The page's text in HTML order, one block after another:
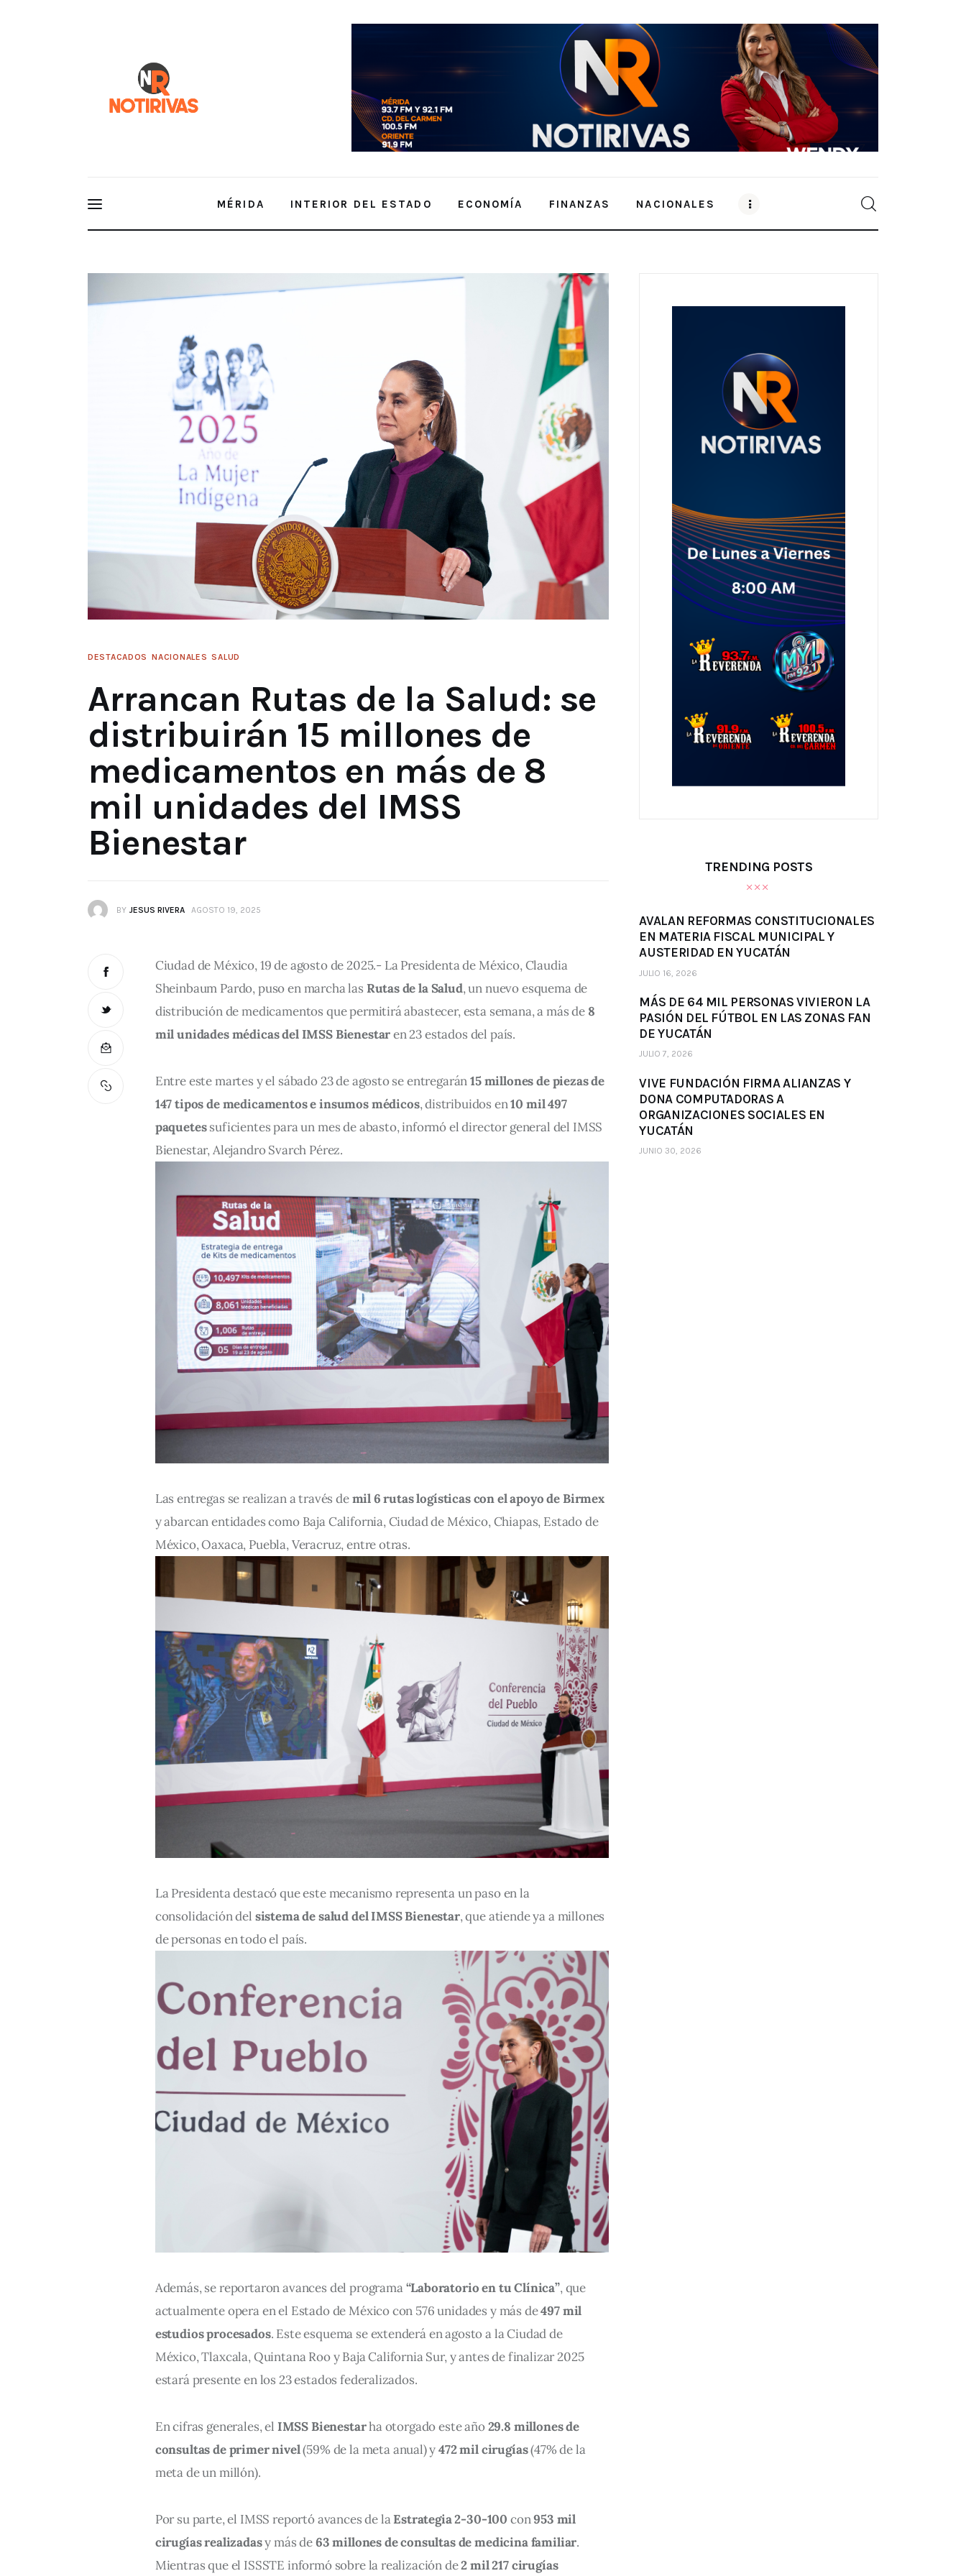
MÉRIDA INTERIOR DEL ESTADO ECONOMÍA FINANZAS NACIONALES
Arrancan Rutas de la Salud: se distribuirán 15 millones de medicamentos en más de 8
mil unidades del IMSS Bienestar
DESTACADOS NACIONALES SALUD
Arrancan Rutas de la Salud: se
distribuirán 15 millones de
medicamentos en más de 8
mil unidades del IMSS
Bienestar
BY JESUS RIVERA AGOSTO 19, 2025
Ciudad de México, 19 de agosto de 2025.- La Presidenta de México, Claudia
Sheinbaum Pardo, puso en marcha las Rutas de la Salud, un nuevo esquema de
distribución de medicamentos que permitirá abastecer, esta semana, a más de 8
mil unidades médicas del IMSS Bienestar en 23 estados del país.
Entre este martes y el sábado 23 de agosto se entregarán 15 millones de piezas de
147 tipos de medicamentos e insumos médicos, distribuidos en 10 mil 497
paquetes suficientes para un mes de abasto, informó el director general del IMSS
Bienestar, Alejandro Svarch Pérez.
Las entregas se realizan a través de mil 6 rutas logísticas con el apoyo de Birmex
y abarcan entidades como Baja California, Ciudad de México, Chiapas, Estado de
México, Oaxaca, Puebla, Veracruz, entre otras.
La Presidenta destacó que este mecanismo representa un paso en la
consolidación del sistema de salud del IMSS Bienestar, que atiende ya a millones
de personas en todo el país.
Además, se reportaron avances del programa “Laboratorio en tu Clínica”, que
actualmente opera en el Estado de México con 576 unidades y más de 497 mil
estudios procesados. Este esquema se extenderá en agosto a la Ciudad de
México, Tlaxcala, Quintana Roo y Baja California Sur, y antes de finalizar 2025
estará presente en los 23 estados federalizados.
En cifras generales, el IMSS Bienestar ha otorgado este año 29.8 millones de
consultas de primer nivel (59% de la meta anual) y 472 mil cirugías (47% de la
meta de un millón).
Por su parte, el IMSS reportó avances de la Estrategia 2-30-100 con 953 mil
cirugías realizadas y más de 63 millones de consultas de medicina familiar.
Mientras que el ISSSTE informó sobre la realización de 2 mil 217 cirugías
TRENDING POSTS
AVALAN REFORMAS CONSTITUCIONALES
EN MATERIA FISCAL MUNICIPAL Y
AUSTERIDAD EN YUCATÁN
JULIO 16, 2026
MÁS DE 64 MIL PERSONAS VIVIERON LA
PASIÓN DEL FÚTBOL EN LAS ZONAS FAN
DE YUCATÁN
JULIO 7, 2026
VIVE FUNDACIÓN FIRMA ALIANZAS Y
DONA COMPUTADORAS A
ORGANIZACIONES SOCIALES EN
YUCATÁN
JUNIO 30, 2026